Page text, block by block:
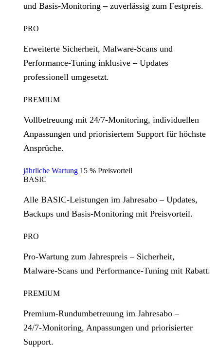
und Basis‑Monitoring – zuverlässig zum Festpreis.
PRO
Erweiterte Sicherheit, Malware‑Scans und
Performance‑Tuning inklusive – Updates
professionell umgesetzt.
PREMIUM
Vollbetreuung mit 24/7‑Monitoring, individuellen
Anpassungen und priorisiertem Support für höchste
Ansprüche.
jährliche Wartung 15 % Preisvorteil
BASIC
Alle BASIC‑Leistungen im Jahresabo – Updates,
Backups und Basis‑Monitoring mit Preisvorteil.
PRO
Pro‑Wartung zum Jahrespreis – Sicherheit,
Malware‑Scans und Performance‑Tuning mit Rabatt.
PREMIUM
Premium‑Rundumbetreuung im Jahresabo –
24/7‑Monitoring, Anpassungen und priorisierter
Support.